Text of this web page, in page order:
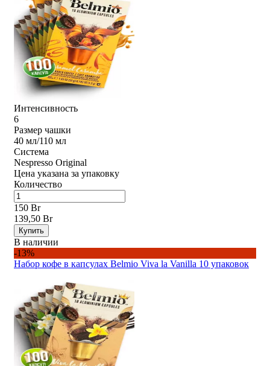
Интенсивность
6
Размер чашки
40 мл/110 мл
Система
Nespresso Original
Цена указана за упаковку
Количество
150 Br
139,50 Br
Купить
В наличии
-13%
Набор кофе в капсулах Belmio Viva la Vanilla 10 упаковок